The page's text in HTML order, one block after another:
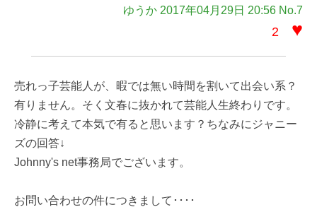
ゆうか 2017年04月29日 20:56 No.7
2 ♥
売れっ子芸能人が、暇では無い時間を割いて出会い系？
有りません。そく文春に抜かれて芸能人生終わりです。
冷静に考えて本気で有ると思います？ちなみにジャニー
ズの回答↓
Johnny's net事務局でございます。
お問い合わせの件につきまして････